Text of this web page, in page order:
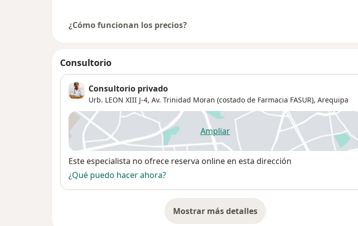
¿Cómo funcionan los precios?
Consultorio
Consultorio privado
Urb. LEON XIII J-4, Av. Trinidad Moran (costado de Farmacia FASUR), Arequipa
Ampliarse abre en una nueva pestaña
Disponibilidad
Este especialista no ofrece reserva online en esta dirección
¿Qué puedo hacer ahora?
Mostrar más detalles
sobre la dirección